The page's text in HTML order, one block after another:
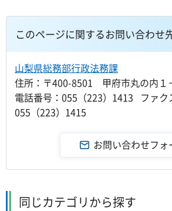
このページに関するお問い合わせ
山梨県総務部行政法務課
住所：〒400-8501 甲府市丸の内１
電話番号：055（223）1413 ファク
055（223）1415
同じカテゴリから探す